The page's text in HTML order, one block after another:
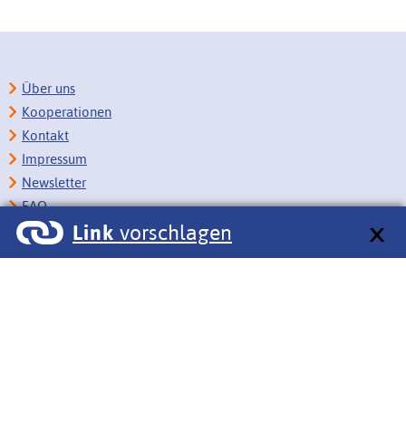
Link vorschlagen
Über uns
Kooperationen
Kontakt
Impressum
Newsletter
FAQ
Copyright